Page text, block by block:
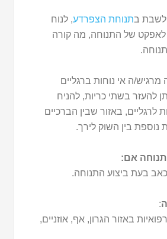
לשבת בתנוחת הצפרדע, לנוח
לאפקט של התנוחה, מה קורה
ה אי נוחות ברגליים
להעזר בשתי כריות, להניח
באזור שבין הברכיים
נוספת בין השוק לירך.
אם:
בעת ביצוע התנוחה.
:
באזור הגרון, אף, אוזניים,